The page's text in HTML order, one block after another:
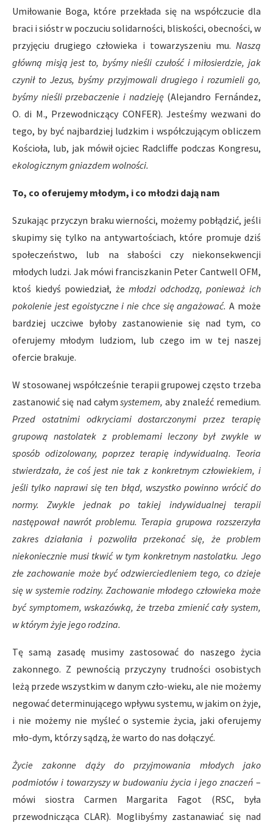
Umiłowanie Boga, które przekłada się na współczucie dla
braci i sióstr w poczuciu solidarności, bliskości, obecności, w
przyjęciu drugiego człowieka i towarzyszeniu mu. Naszą
główną misją jest to, byśmy nieśli czułość i miłosierdzie, jak
czynił to Jezus, byśmy przyjmowali drugiego i rozumieli go,
byśmy nieśli przebaczenie i nadzieję (Alejandro Fernández,
O. di M., Przewodniczący CONFER). Jesteśmy wezwani do
tego, by być najbardziej ludzkim i współczującym obliczem
Kościoła, lub, jak mówił ojciec Radcliffe podczas Kongresu,
ekologicznym gniazdem wolności.
To, co oferujemy młodym, i co młodzi dają nam
Szukając przyczyn braku wierności, możemy pobłądzić, jeśli
skupimy się tylko na antywartościach, które promuje dziś
społeczeństwo, lub na słabości czy niekonsekwencji
młodych ludzi. Jak mówi franciszkanin Peter Cantwell OFM,
ktoś kiedyś powiedział, żemłodzi odchodzą, ponieważ ich
pokolenie jest egoistyczne i nie chce się angażować.A może
bardziej uczciwe byłoby zastanowienie się nad tym, co
oferujemy młodym ludziom, lub czego im w tej naszej
ofercie brakuje.
W stosowanej współcześnie terapii grupowej często trzeba
zastanowić się nad całymsystemem,aby znaleźć remedium.
Przed ostatnimi odkryciami dostarczonymi przez terapię
grupową nastolatek z problemami leczony był zwykle w
sposób odizolowany, poprzez terapię indywidualną. Teoria
stwier­dzała, że coś jest nie tak z konkretnym człowiekiem, i
jeśli tylko naprawi się ten błąd, wszystko powinno wrócić do
normy. Zwykle jednak po takiej indywidualnej terapii
następował nawrót problemu. Terapia grupowa rozszerzyła
zakres działania i pozwoliła przekonać się, że problem
niekoniecznie musi tkwić w tym konkretnym nastolatku. Jego
złe zachowanie może być odzwierciedleniem tego, co dzieje
się w systemie rodziny. Zachowanie młodego człowieka może
być symptomem, wskazówką, że trzeba zmienić cały system,
w którym żyje jego rodzina.
Tę samą zasadę musimy zastosować do naszego życia
zakonnego. Z pewnością przyczyny trudności osobistych
leżą przede wszystkim w danym czło-wieku, ale nie możemy
negować determinującego wpływu systemu, w jakim on żyje,
i nie możemy nie myśleć o systemie życia, jaki oferujemy
mło-dym, którzy sądzą, że warto do nas dołączyć.
Życie zakonne dąży do przyjmowania młodych jako
podmiotów i towarzyszy w budowaniu życia i jego znaczeń –
mówi siostra Carmen Margarita Fagot (RSC, była
przewodnicząca CLAR). Moglibyśmy zastanawiać się nad